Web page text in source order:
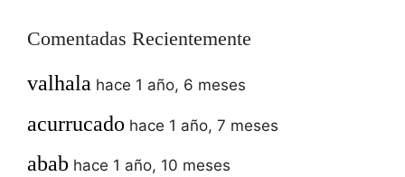
Comentadas Recientemente
valhala hace 1 año, 6 meses
acurrucado hace 1 año, 7 meses
abab hace 1 año, 10 meses